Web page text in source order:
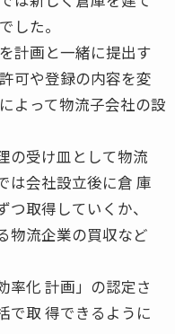
した。
計画と一緒に提出す
可や登録の内容を変
よって物流子会社の設
の受け皿として物流
は会社設立後に倉 庫
取得していくか、
物流企業の買収など
率化 計画」の認定さ
で取 得できるように